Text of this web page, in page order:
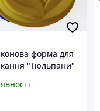
форма для
"Тюльпани"